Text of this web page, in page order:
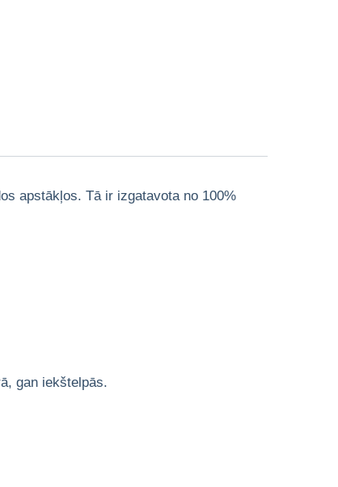
apstākļos. Tā ir izgatavota no 100%
gan iekštelpās.